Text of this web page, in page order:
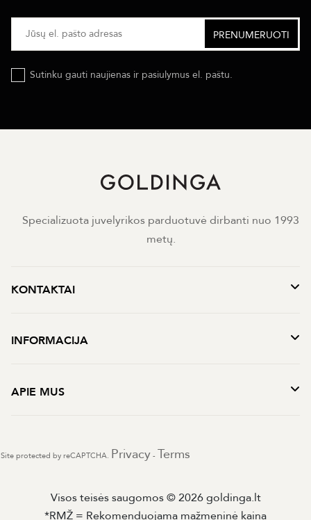
Sutinku gauti naujienas ir pasiulymus el. paštu.
Specializuota juvelyrikos parduotuvė dirbanti nuo 1993
metų.
KONTAKTAI
INFORMACIJA
APIE MUS
Site protected by reCAPTCHA. Privacy - Terms
Visos teisės saugomos © 2026 goldinga.lt
*RMŽ = Rekomenduojama mažmeninė kaina